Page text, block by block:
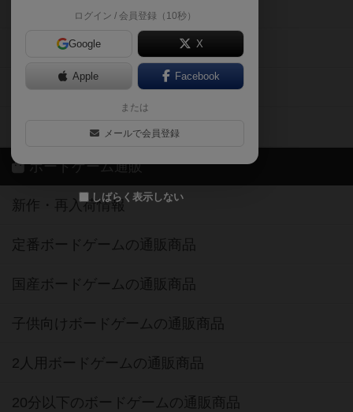
ログイン / 会員登録（10秒）
Google X
Apple Facebook
または
メールで会員登録
しばらく表示しない
掲示板・トピックス
ボドとも・会員一覧
ボードゲーム業界コラム
ボドゲーマご利用案内
ボードゲーム通販
新作・再入荷情報
定番ボードゲームの通販商品
国産ボードゲームの通販商品
子供向けボードゲームの通販商品
2人用ボードゲームの通販商品
20分以下のボードゲームの通販商品